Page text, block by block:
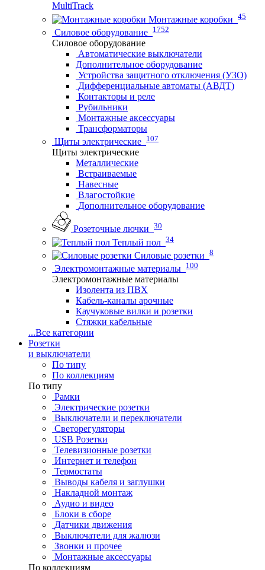
MultiTrack
Монтажные коробки 45
Силовое оборудование 1752
Силовое оборудование
Автоматические выключатели
Дополнительное оборудование
Устройства защитного отключения (УЗО)
Дифференциальные автоматы (АВДТ)
Контакторы и реле
Рубильники
Монтажные аксессуары
Трансформаторы
Щиты электрические 107
Щиты электрические
Металлические
Встраиваемые
Навесные
Влагостойкие
Дополнительное оборудование
Розеточные лючки 30
Теплый пол 34
Силовые розетки 8
Электромонтажные материалы 100
Электромонтажные материалы
Изолента из ПВХ
Кабель-каналы арочные
Каучуковые вилки и розетки
Стяжки кабельные
...Все категории
Розетки
и выключатели
По типу
По коллекциям
По типу
Рамки
Электрические розетки
Выключатели и переключатели
Светорегуляторы
USB Розетки
Телевизионные розетки
Интернет и телефон
Термостаты
Выводы кабеля и заглушки
Накладной монтаж
Аудио и видео
Блоки в сборе
Датчики движения
Выключатели для жалюзи
Звонки и прочее
Монтажные аксессуары
По коллекциям